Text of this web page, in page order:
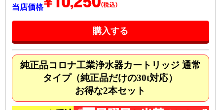
当店価格
純正品コロナ工業浄水器カートリッジ 通常
タイプ（純正品だけの30t対応）
お得な2本セット